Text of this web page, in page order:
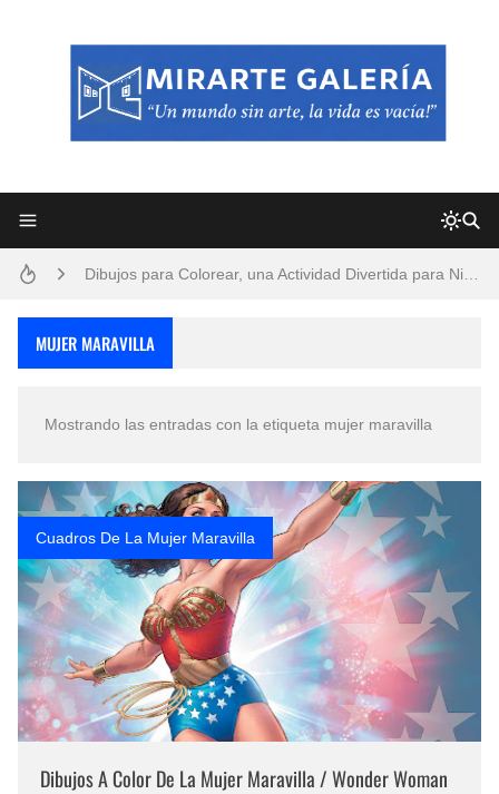
San Valentín Dibujos a Lápiz del 14 de Febrero
Rostros Bellos, La Perfección del Dibujo A Lápiz, Biryulina Vita
Que significan los cuadros de negras africanas?
El mundo del arte en pintura surrealista
MUJER MARAVILLA
Mostrando las entradas con la etiqueta mujer maravilla
Cuadros De La Mujer Maravilla
Dibujos A Color De La Mujer Maravilla / Wonder Woman